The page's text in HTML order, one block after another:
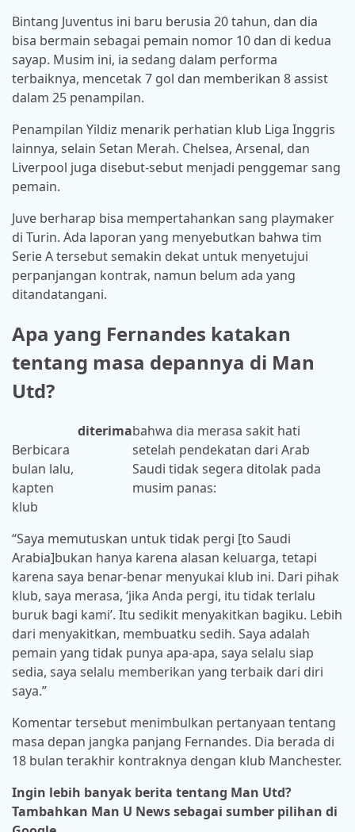
Bintang Juventus ini baru berusia 20 tahun, dan dia
bisa bermain sebagai pemain nomor 10 dan di kedua
sayap. Musim ini, ia sedang dalam performa
terbaiknya, mencetak 7 gol dan memberikan 8 assist
dalam 25 penampilan.
Penampilan Yildiz menarik perhatian klub Liga Inggris
lainnya, selain Setan Merah. Chelsea, Arsenal, dan
Liverpool juga disebut-sebut menjadi penggemar sang
pemain.
Juve berharap bisa mempertahankan sang playmaker
di Turin. Ada laporan yang menyebutkan bahwa tim
Serie A tersebut semakin dekat untuk menyetujui
perpanjangan kontrak, namun belum ada yang
ditandatangani.
Apa yang Fernandes katakan
tentang masa depannya di Man
Utd?
Berbicara
bulan lalu,
kapten
klub
diterimabahwa dia merasa sakit hati
setelah pendekatan dari Arab
Saudi tidak segera ditolak pada
musim panas:
“Saya memutuskan untuk tidak pergi [to Saudi
Arabia]bukan hanya karena alasan keluarga, tetapi
karena saya benar-benar menyukai klub ini. Dari pihak
klub, saya merasa, ‘jika Anda pergi, itu tidak terlalu
buruk bagi kami’. Itu sedikit menyakitkan bagiku. Lebih
dari menyakitkan, membuatku sedih. Saya adalah
pemain yang tidak punya apa-apa, saya selalu siap
sedia, saya selalu memberikan yang terbaik dari diri
saya.”
Komentar tersebut menimbulkan pertanyaan tentang
masa depan jangka panjang Fernandes. Dia berada di
18 bulan terakhir kontraknya dengan klub Manchester.
Ingin lebih banyak berita tentang Man Utd?
Tambahkan Man U News sebagai sumber pilihan di